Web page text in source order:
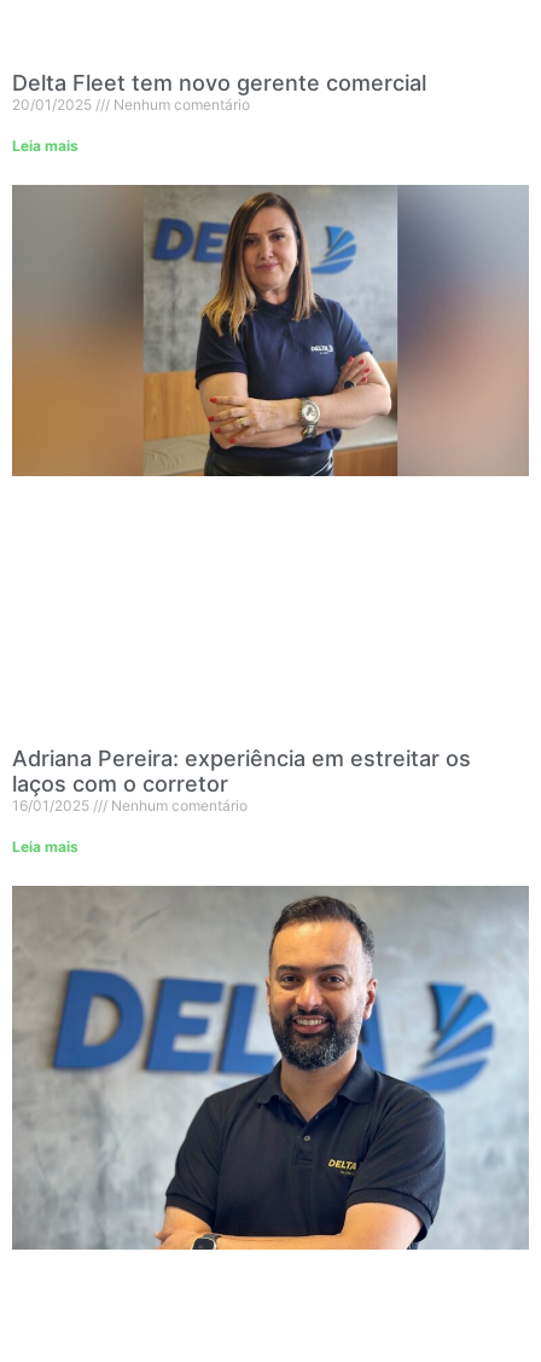
Delta Fleet tem novo gerente comercial
20/01/2025 Nenhum comentário
Leia mais
Adriana Pereira: experiência em estreitar os
laços com o corretor
16/01/2025 Nenhum comentário
Leia mais